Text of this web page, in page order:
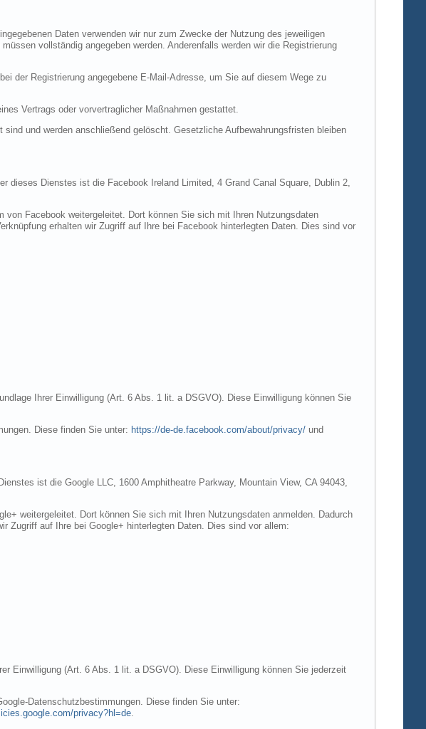
Daten verwenden wir nur zum Zwecke der Nutzung des jeweiligen
vollständig angegeben werden. Anderenfalls werden wir die Registrierung
der Registrierung angegebene E-Mail-Adresse, um Sie auf diesem Wege zu
Vertrags oder vorvertraglicher Maßnahmen gestattet.
und werden anschließend gelöscht. Gesetzliche Aufbewahrungsfristen bleiben
dieses Dienstes ist die Facebook Ireland Limited, 4 Grand Canal Square, Dublin 2,
Facebook weitergeleitet. Dort können Sie sich mit Ihren Nutzungsdaten
erhalten wir Zugriff auf Ihre bei Facebook hinterlegten Daten. Dies sind vor
Ihrer Einwilligung (Art. 6 Abs. 1 lit. a DSGVO). Diese Einwilligung können Sie
Diese finden Sie unter: https://de-de.facebook.com/about/privacy/ und
ist die Google LLC, 1600 Amphitheatre Parkway, Mountain View, CA 94043,
weitergeleitet. Dort können Sie sich mit Ihren Nutzungsdaten anmelden. Dadurch
Zugriff auf Ihre bei Google+ hinterlegten Daten. Dies sind vor allem:
Einwilligung (Art. 6 Abs. 1 lit. a DSGVO). Diese Einwilligung können Sie jederzeit
Datenschutzbestimmungen. Diese finden Sie unter:
privacy?hl=de.